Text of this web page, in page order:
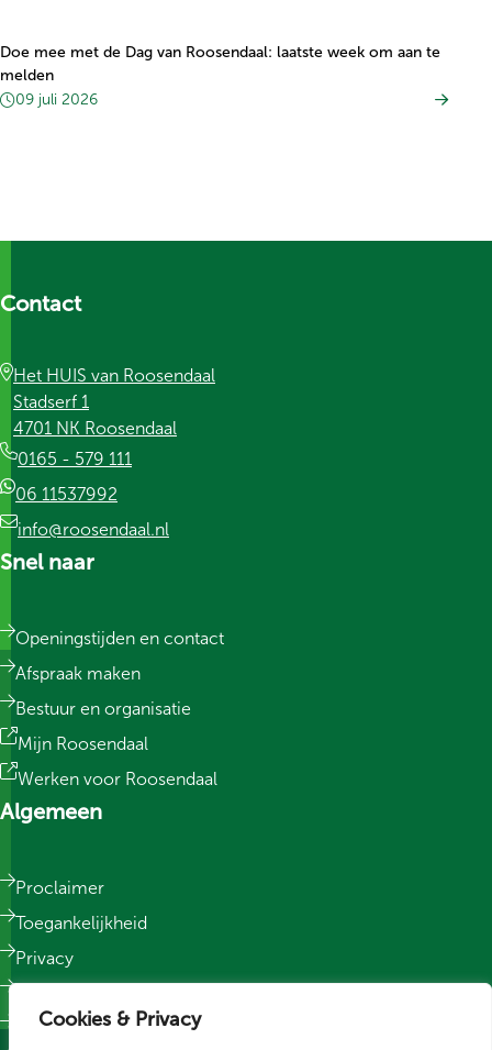
Cookies & Privacy
Doe mee met de Dag van Roosendaal: laatste week om aan te
melden
09 juli 2026
Contact
Het HUIS van Roosendaal
Stadserf 1
4701 NK Roosendaal
0165 - 579 111
06 11537992
info@roosendaal.nl
Snel naar
Openingstijden en contact
Afspraak maken
Bestuur en organisatie
Mijn Roosendaal
Werken voor Roosendaal
Algemeen
Proclaimer
Toegankelijkheid
Privacy
Sitemap